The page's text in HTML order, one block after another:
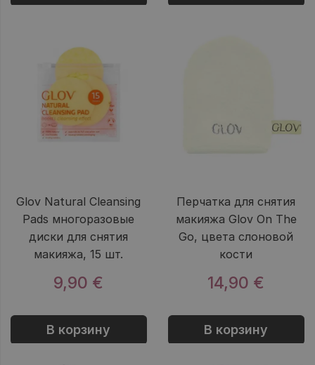
Glov Natural Cleansing
Pads многоразовые
диски для снятия
макияжа, 15 шт.
9,90 €
В корзину
Перчатка для снятия
макияжа Glov On The
Go, цвета слоновой
кости
14,90 €
В корзину